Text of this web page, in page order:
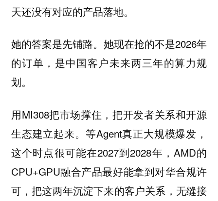
天还没有对应的产品落地。
她的答案是先铺路。她现在抢的不是2026年
的订单，是中国客户未来两三年的算力规
划。
用MI308把市场撑住，把开发者关系和开源
生态建立起来。等Agent真正大规模爆发，
这个时点很可能在2027到2028年，AMD的
CPU+GPU融合产品最好能拿到对华合规许
可，把这两年沉淀下来的客户关系，无缝接